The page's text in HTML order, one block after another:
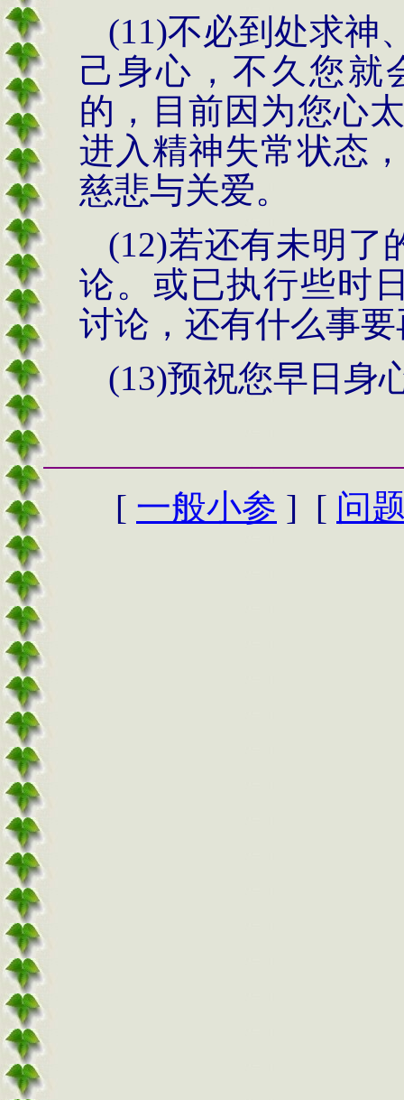
(11)不必到处求神
己身心，不久您就
的，目前因为您心
进入精神失常状态
慈悲与关爱。
(12)若还有未明了
论。或已执行些时
讨论，还有什么事
(13)预祝您早日身
[ 一般小参 ] [ 问